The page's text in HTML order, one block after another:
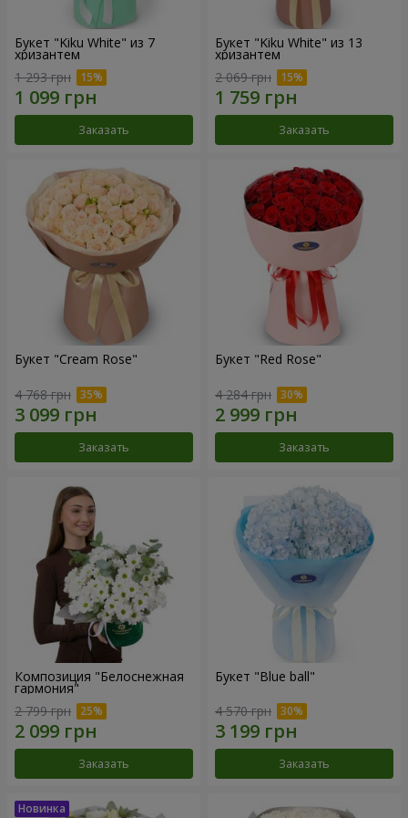
Букет "Kiku White" из 7
хризантем
1 293 грн
Заказать
Букет "Kiku White" из 13
хризантем
2 069 грн
Заказать
Букет "Cream Rose"
4 768 грн
Заказать
Букет "Red Rose"
4 284 грн
Заказать
Композиция "Белоснежная
гармония"
2 799 грн
Заказать
Букет "Blue ball"
4 570 грн
Заказать